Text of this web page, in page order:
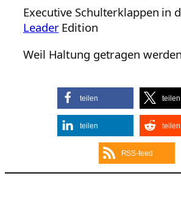
Executive Schulterklappen in
LeaderEdition
Weil Haltung getragen
teilen teilen
teilen teilen
RSS-feed